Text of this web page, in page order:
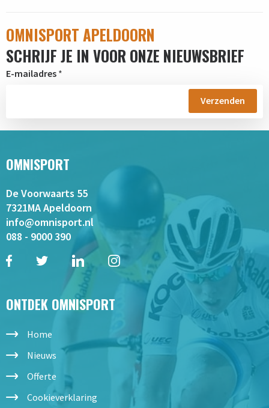
OMNISPORT APELDOORN
SCHRIJF JE IN VOOR ONZE NIEUWSBRIEF
E-mailadres *
OMNISPORT
De Voorwaarts 55
7321MA Apeldoorn
info@omnisport.nl
088 - 9000 390
ONTDEK OMNISPORT
Home
Nieuws
Offerte
Cookieverklaring